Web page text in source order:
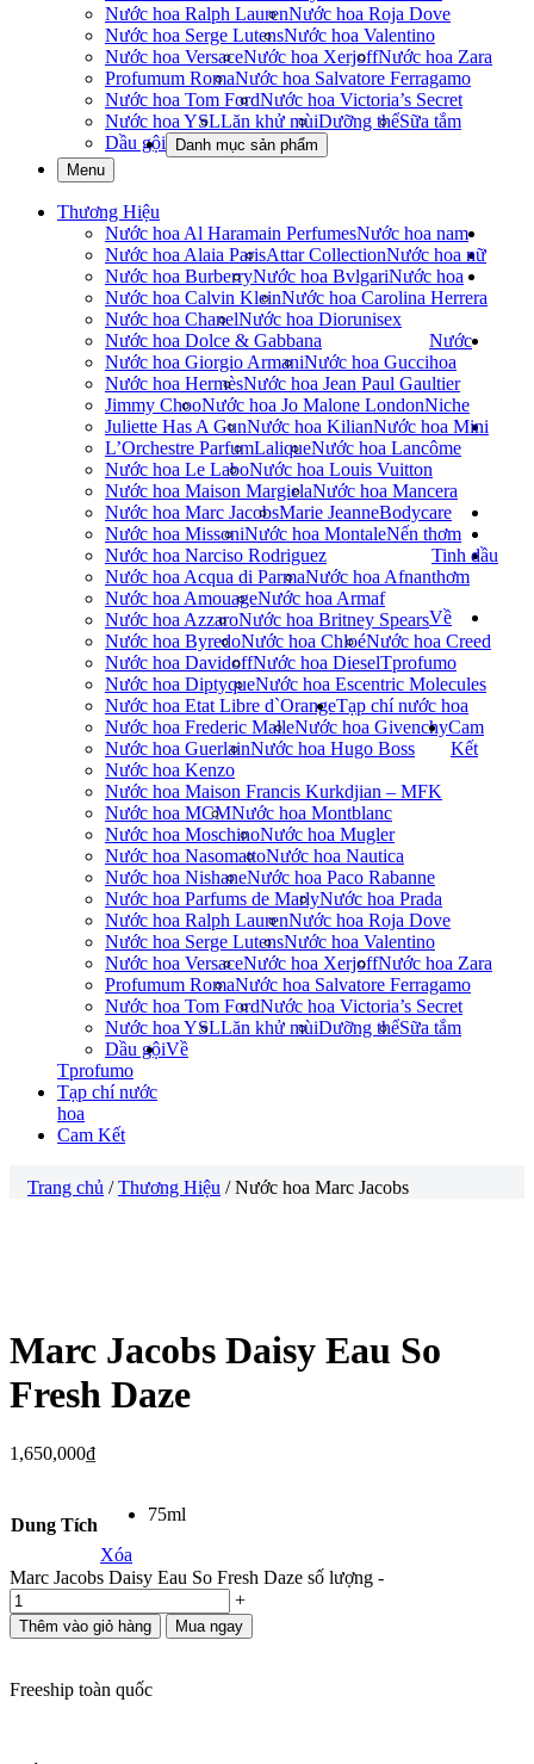
Nước hoa Ralph LaurenNước hoa Roja Dove
Nước hoa Serge LutensNước hoa Valentino
Nước hoa VersaceNước hoa XerjoffNước hoa Zara
Profumum RomaNước hoa Salvatore Ferragamo
Nước hoa Tom FordNước hoa Victoria’s Secret
Nước hoa YSLLăn khử mùiDưỡng thểSữa tắm
Dầu gội
Danh mục sản phẩm
Menu
Thương Hiệu
Nước hoa Al Haramain Perfumes
Nước hoa Alaia ParisAttar Collection
Nước hoa BurberryNước hoa Bvlgari
Nước hoa Calvin KleinNước hoa Carolina Herrera
Nước hoa ChanelNước hoa Dior
Nước hoa Dolce & Gabbana
Nước hoa Giorgio ArmaniNước hoa Gucci
Nước hoa HermèsNước hoa Jean Paul Gaultier
Jimmy ChooNước hoa Jo Malone London
Juliette Has A GunNước hoa Kilian
L’Orchestre ParfumLaliqueNước hoa Lancôme
Nước hoa Le LaboNước hoa Louis Vuitton
Nước hoa Maison MargielaNước hoa Mancera
Nước hoa Marc JacobsMarie Jeanne
Nước hoa MissoniNước hoa Montale
Nước hoa Narciso Rodriguez
Nước hoa Acqua di ParmaNước hoa Afnan
Nước hoa AmouageNước hoa Armaf
Nước hoa AzzaroNước hoa Britney Spears
Nước hoa ByredoNước hoa ChloéNước hoa Creed
Nước hoa DavidoffNước hoa Diesel
Nước hoa DiptyqueNước hoa Escentric Molecules
Nước hoa Etat Libre d`Orange
Nước hoa Frederic MalleNước hoa Givenchy
Nước hoa GuerlainNước hoa Hugo Boss
Nước hoa Kenzo
Nước hoa Maison Francis Kurkdjian – MFK
Nước hoa MCMNước hoa Montblanc
Nước hoa MoschinoNước hoa Mugler
Nước hoa NasomattoNước hoa Nautica
Nước hoa NishaneNước hoa Paco Rabanne
Nước hoa Parfums de MarlyNước hoa Prada
Nước hoa Ralph LaurenNước hoa Roja Dove
Nước hoa Serge LutensNước hoa Valentino
Nước hoa VersaceNước hoa XerjoffNước hoa Zara
Profumum RomaNước hoa Salvatore Ferragamo
Nước hoa Tom FordNước hoa Victoria’s Secret
Nước hoa YSL
Nước hoa nam
Nước hoa nữ
Nước hoa
unisex
Nước
hoa
Niche
Nước hoa Mini
Bodycare
Lăn khử mùiDưỡng thểSữa tắm
Dầu gội
Nến thơm
Tinh dầu
thơm
Về
Tprofumo
Tạp chí nước hoa
Cam
Kết
Về
Tprofumo
Tạp chí nước
hoa
Cam Kết
Trang chủ /Thương Hiệu / Nước hoa Marc Jacobs
Marc Jacobs Daisy Eau So
Fresh Daze
1,650,000₫
Dung Tích
75ml
Xóa
Marc Jacobs Daisy Eau So Fresh Daze số lượng -
+
Thêm vào giỏ hàng Mua ngay
Freeship toàn quốc